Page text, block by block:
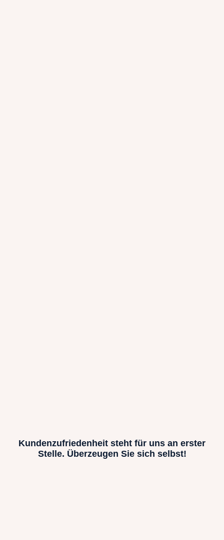
Kundenzufriedenheit steht für uns an erster
Stelle. Überzeugen Sie sich selbst!